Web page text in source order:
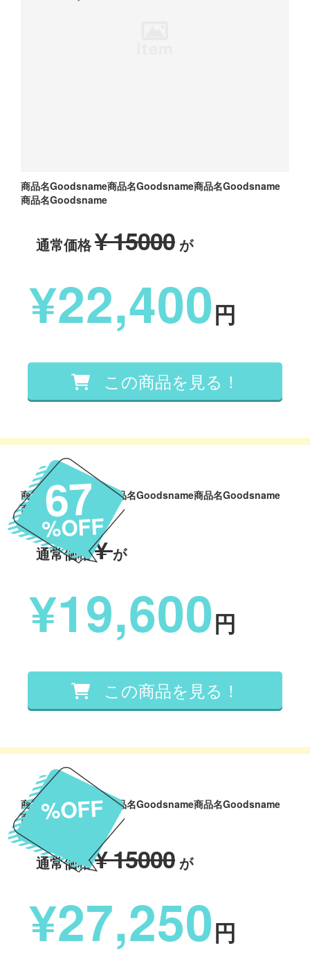
商品名Goodsname商品名Goodsname商品名Goodsname
商品名Goodsname
通常価格¥ 15000 が
¥22,400円
67
%OFF
商品名Goodsname商品名Goodsname商品名Goodsname
商品名Goodsname
通常価格¥が
¥19,600円
%OFF
商品名Goodsname商品名Goodsname商品名Goodsname
商品名Goodsname
通常価格¥ 15000 が
¥27,250円